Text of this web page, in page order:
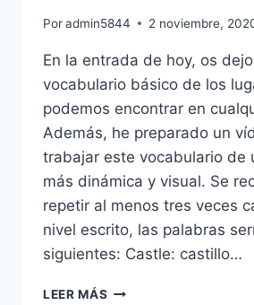
Poradmin5844 2 noviembre,
En la entrada de hoy, os
vocabulario básico de los
podemos encontrar en
Además, he preparado un
trabajar este vocabulario de
más dinámica y visual. Se
repetir al menos tres veces
nivel escrito, las palabras
siguientes: Castle: castillo…
LEER MÁS VOCABULARIO